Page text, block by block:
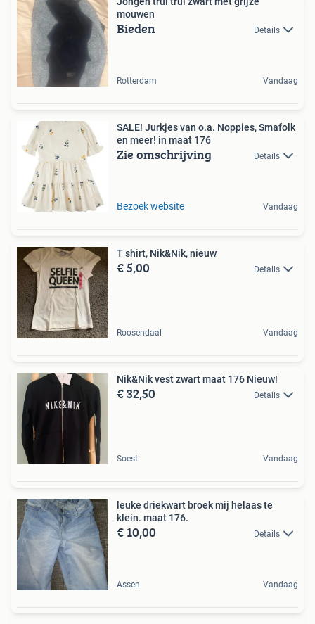
mouwen
Bieden Details
Rotterdam Vandaag
SALE! Jurkjes van o.a. Noppies, Smafolk
en meer! in maat 176
Zie omschrijving Details
Bezoek website Vandaag
T shirt, Nik&Nik, nieuw
€ 5,00 Details
Roosendaal Vandaag
Nik&Nik vest zwart maat 176 Nieuw!
€ 32,50 Details
Soest Vandaag
leuke driekwart broek mij helaas te
klein. maat 176.
€ 10,00 Details
Assen Vandaag